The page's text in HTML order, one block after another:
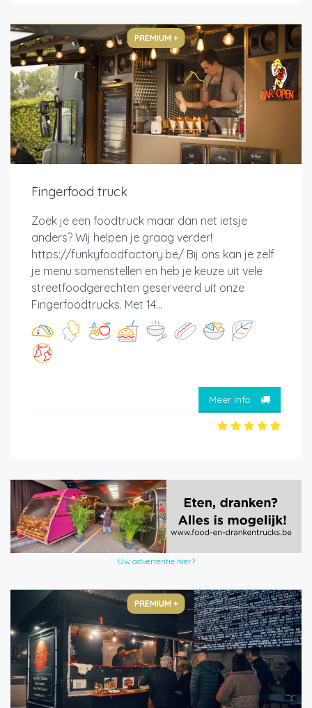
PREMIUM +
Fingerfood truck
Zoek je een foodtruck maar dan net ietsje
anders? Wij helpen je graag verder!
https://funkyfoodfactory.be/ Bij ons kan je zelf
je menu samenstellen en heb je keuze uit vele
streetfoodgerechten geserveerd uit onze
Fingerfoodtrucks. Met 14...
Meer info
Uw advertentie hier?
PREMIUM +